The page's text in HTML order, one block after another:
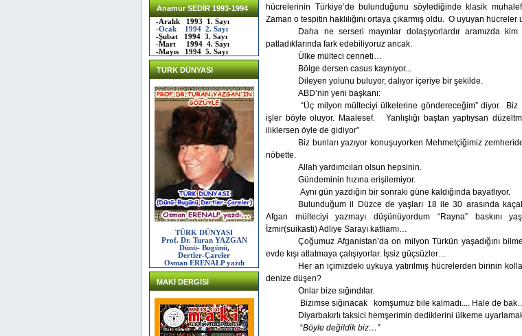
Anamur SEDİR 1993-1994
-Aralık 1993 1. Sayı
-Ocak 1994 2. Sayı
-Şubat 1994 3. Sayı
-Mart 1994 4. Sayı
-Mayıs 1994 5. Sayı
TÜRK DÜNYASI
TÜRK DÜNYASI
Prof. Dr. Turan YAZGAN
Dünü- Bugünü,
Dertler-Çareler
Osman ERENALP yazdı
MAKİ DERGİSİ
hücrelerinin Türkiye’de bulunduğunu söylediğinde klasik
Zaman o tespitin haklılığını ortaya çıkarmış oldu. O uyuyan hücreler
Daha ne serseri mayınlar dolaşıyorlardır aramızda
patladıklarında fark edebiliyoruz ancak.
Ülke mülteci cenneti…
Bölge dersen casus kaynıyor...
Dileyen yolunu buluyor, dalıyor içeriye bir şekilde.
ABD’nin yeni başkanı:
“Üç milyon mülteciyi ülkelerine göndereceğim” diyor.
Biz
işler böyle oluyor. Maalesef.
Yanlışlığı baştan yaptıysan
iliklersen öyle de gidiyor”
Biz bunları yazıyor konuşuyorken Mehmetçiğimiz
nöbette.
Allah yardımcıları olsun hepsinin.
Gündeminin hızına erişilemiyor.
Aynı gün yazdığın bir sonraki güne kaldığında bayatlıyor.
Bulunduğum il Düzce de yaşları 18 ile 30 arasında
Afgan mülteciyi yazmayı düşünüyordum “Rayna” baskını
İzmir(suikasti) Adliye Sarayı katliamı…
Çoğumuz Afganistan’da on milyon Türkün yaşadığını
evde kışı atlatmaya çalışıyorlar. İşsiz güçsüzler…
Her an içimizdeki uykuya yatırılmış hücrelerden birinin
denize düşen?
Onlar bize sığındılar.
Bizimse sığınacak
komşumuz bile kalmadı.... Hale de
Diyarbakırlı taksici hemşerimin dediklerini ülkeme
“Böyle değildik biz…”